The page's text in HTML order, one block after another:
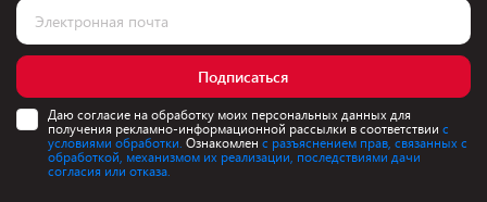
Подписаться
Даю согласие на обработку моих персональных данных для
получения рекламно-информационной рассылки в соответствии с
условиями обработки. Ознакомлен с разъяснением прав, связанных с
обработкой, механизмом их реализации, последствиями дачи
согласия или отказа.